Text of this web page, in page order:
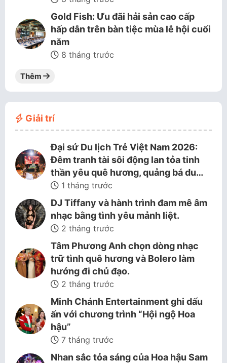
Gold Fish: Ưu đãi hải sản cao cấp
hấp dẫn trên bàn tiệc mùa lễ hội cuối
năm
8 tháng trước
Thêm
Giải trí
Đại sứ Du lịch Trẻ Việt Nam 2026:
Đêm tranh tài sôi động lan tỏa tinh
thần yêu quê hương, quảng bá du…
1 tháng trước
DJ Tiffany và hành trình đam mê âm
nhạc bằng tình yêu mảnh liệt.
2 tháng trước
Tâm Phương Anh chọn dòng nhạc
trữ tình quê hương và Bolero làm
hướng đi chủ đạo.
2 tháng trước
Minh Chánh Entertainment ghi dấu
ấn với chương trình “Hội ngộ Hoa
hậu”
7 tháng trước
Nhan sắc tỏa sáng của Hoa hậu Sam